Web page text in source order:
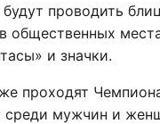
проводить
общественных
и значки.
проходят
среди мужчин и